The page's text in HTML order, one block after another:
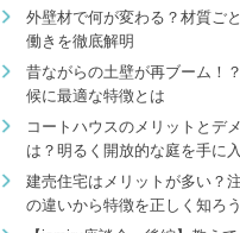
外壁材で何が変わる？材質ご
働きを徹底解明
昔ながらの土壁が再ブーム！
候に最適な特徴とは
コートハウスのメリットとデ
は？明るく開放的な庭を手に
建売住宅はメリットが多い？
の違いから特徴を正しく知ろう